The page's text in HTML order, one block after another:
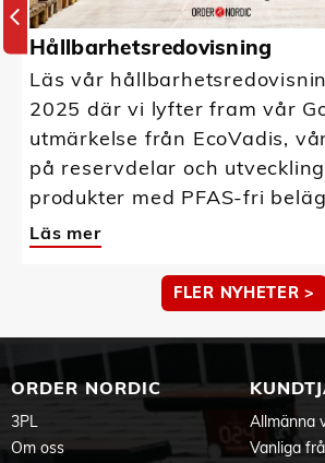
Hållbarhetsredovisning
Läs vår
2025 där vi lyfter fram vår
utmärkelse från EcoVadis,
på reservdelar och
produkter med PFAS-fri
Läs mer
FLER NYHETER >
ORDER NORDIC
3PL
Om oss
Allmänna
Vanliga